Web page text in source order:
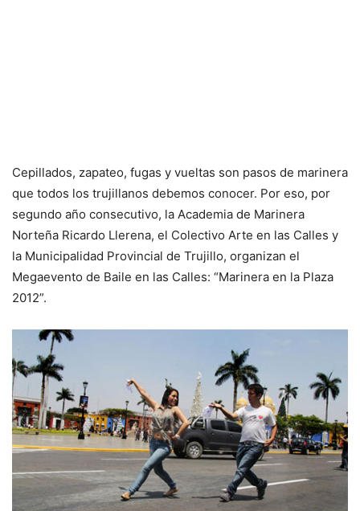
Cepillados, zapateo, fugas y vueltas son pasos de marinera
que todos los trujillanos debemos conocer. Por eso, por
segundo año consecutivo, la Academia de Marinera
Norteña Ricardo Llerena, el Colectivo Arte en las Calles y
la Municipalidad Provincial de Trujillo, organizan el
Megaevento de Baile en las Calles: “Marinera en la Plaza
2012”.